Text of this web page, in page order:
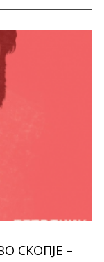
СКОПЈЕ –